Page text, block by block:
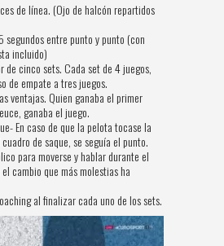
de línea. (Ojo de halcón repartidos
segundos entre punto y punto (con
incluido)
de cinco sets. Cada set de 4 juegos,
de empate a tres juegos.
ventajas. Quien ganaba el primer
ganaba el juego.
En caso de que la pelota tocase la
de saque, se seguía el punto.
para moverse y hablar durante el
cambio que más molestias ha
al finalizar cada uno de los sets.